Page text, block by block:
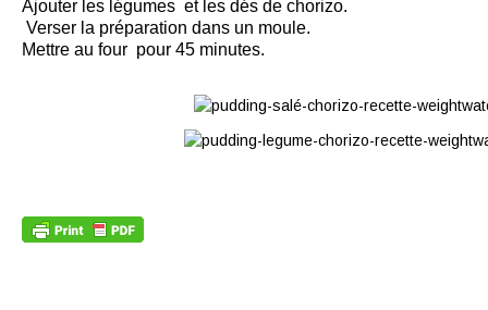
Ajouter les légumes et les dés de chorizo.
Verser la préparation dans un moule.
Mettre au four pour 45 minutes.